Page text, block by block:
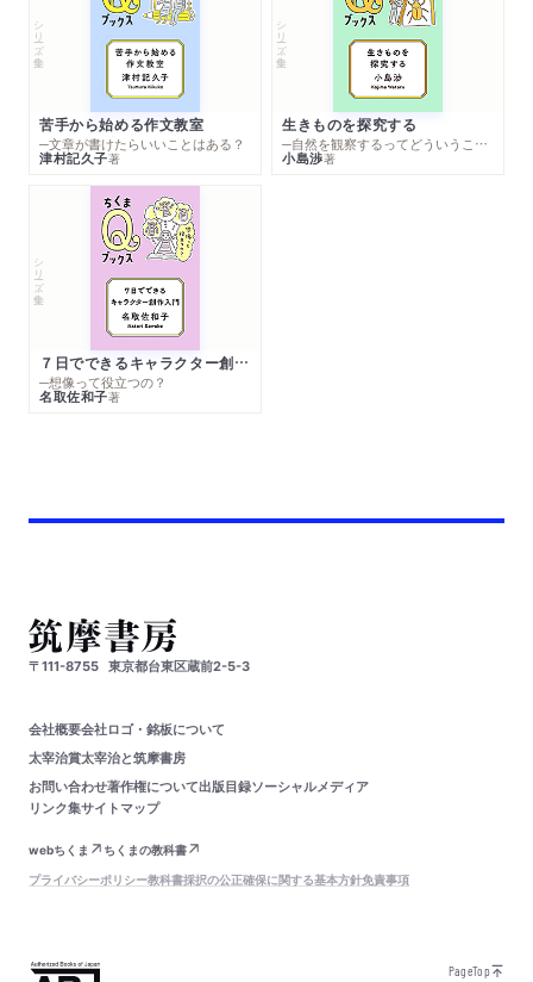
シリーズ・全集
苦手から始める作文教室
─文章が書けたらいいことはある？
津村記久子著
シリーズ・全集
生きものを探究する
─自然を観察するってどういうこと？
小島渉著
シリーズ・全集
７日でできるキャラクター創作入門
─想像って役立つの？
名取佐和子著
〒111-8755 東京都台東区蔵前2-5-3
会社概要会社ロゴ・銘板について
太宰治賞太宰治と筑摩書房
お問い合わせ著作権について出版目録ソーシャルメディア
リンク集サイトマップ
webちくま
ちくまの教科書
プライバシーポリシー教科書採択の公正確保に関する基本方針免責事項
PageTop